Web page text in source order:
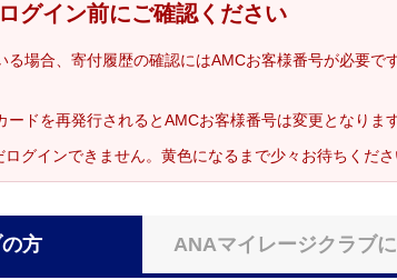
ログイン前にご確認ください
場合、寄付履歴の確認にはAMCお客様番号が必要で
ドを再発行されるとAMCお客様番号は変更となりま
グインできません。黄色になるまで少々お待ちくださ
方 ANAマイレージクラブ